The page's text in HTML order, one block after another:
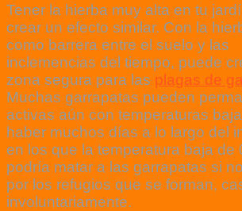
Tener la hierba muy alta en tu
crear un efecto similar. Con la
como barrera entre el suelo y las
inclemencias del tiempo, puede
zona segura para las plagas de
Muchas garrapatas pueden
activas aún con temperaturas
haber muchos días a lo largo del
en los que la temperatura baja de
podría matar a las garrapatas si
por los refugios que se forman,
involuntariamente.